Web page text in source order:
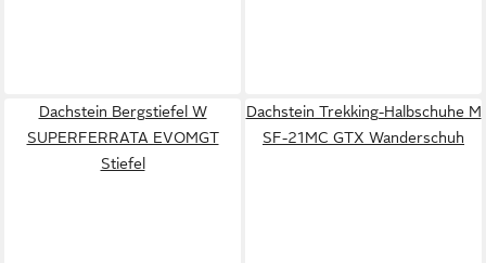
Dachstein Bergstiefel W
SUPERFERRATA EVOMGT
Stiefel
Dachstein Trekking-Halbschuhe M
SF-21MC GTX Wanderschuh